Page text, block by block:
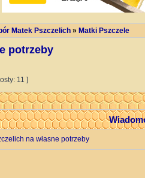
Matek Pszczelich » Matki Pszczele
potrzeby
11 ]
na własne potrzeby